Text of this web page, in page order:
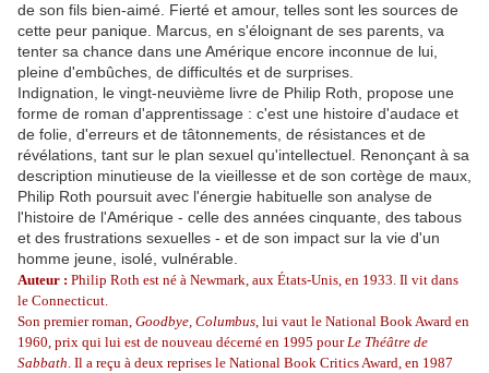
de son fils bien-aimé. Fierté et amour, telles sont les sources de
cette peur panique. Marcus, en s'éloignant de ses parents, va
tenter sa chance dans une Amérique encore inconnue de lui,
pleine d'embûches, de difficultés et de surprises.
Indignation, le vingt-neuvième livre de Philip Roth, propose une
forme de roman d'apprentissage : c'est une histoire d'audace et
de folie, d'erreurs et de tâtonnements, de résistances et de
révélations, tant sur le plan sexuel qu'intellectuel. Renonçant à sa
description minutieuse de la vieillesse et de son cortège de maux,
Philip Roth poursuit avec l'énergie habituelle son analyse de
l'histoire de l'Amérique - celle des années cinquante, des tabous
et des frustrations sexuelles - et de son impact sur la vie d'un
homme jeune, isolé, vulnérable.
Auteur : Philip Roth est né à Newmark, aux États-Unis, en 1933. Il vit dans
le Connecticut.
Son premier roman, Goodbye, Columbus, lui vaut le National Book Award en
1960, prix qui lui est de nouveau décerné en 1995 pourLe Théâtre de
Sabbath. Il a reçu à deux reprises le National Book Critics Award, en 1987